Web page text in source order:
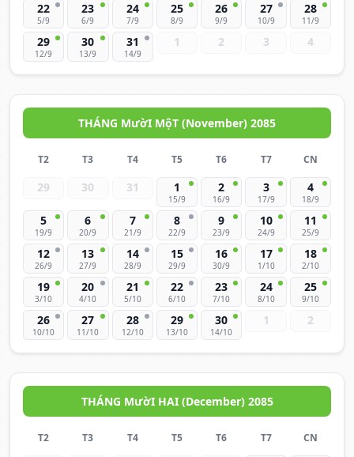
22
5/9
23
6/9
24
7/9
25
8/9
26
9/9
27
10/9
28
11/9
29
12/9
30
13/9
31
14/9
1 2 3 4
THÁNG MườI MộT (November) 2085
T2 T3 T4 T5 T6 T7 CN
29 30 31 1
15/9
2
16/9
3
17/9
4
18/9
5
19/9
6
20/9
7
21/9
8
22/9
9
23/9
10
24/9
11
25/9
12
26/9
13
27/9
14
28/9
15
29/9
16
30/9
17
1/10
18
2/10
19
3/10
20
4/10
21
5/10
22
6/10
23
7/10
24
8/10
25
9/10
26
10/10
27
11/10
28
12/10
29
13/10
30
14/10
1 2
THÁNG MườI HAI (December) 2085
T2 T3 T4 T5 T6 T7 CN